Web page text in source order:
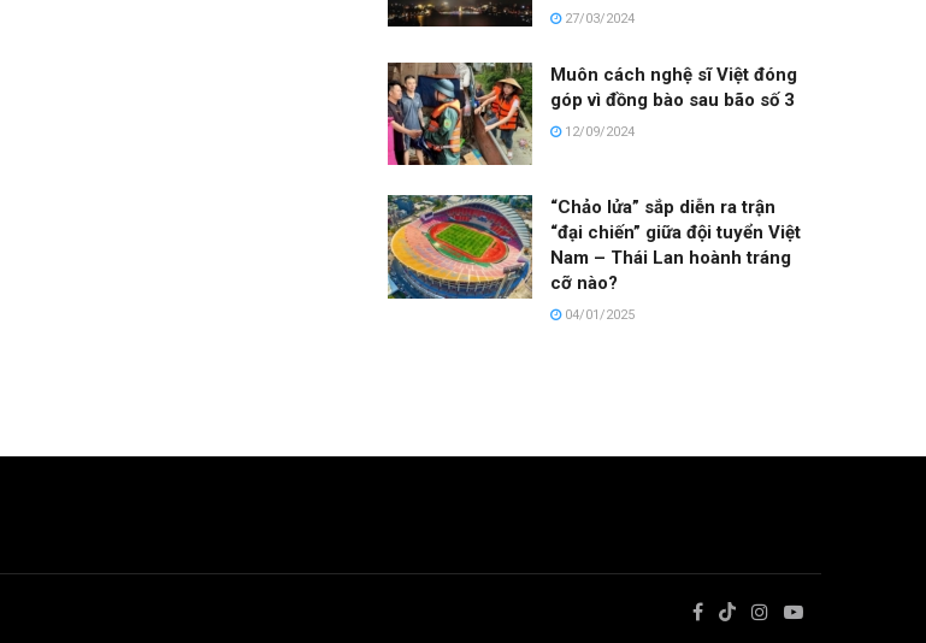
27/03/2024
Muôn cách nghệ sĩ Việt đóng
góp vì đồng bào sau bão số 3
12/09/2024
“Chảo lửa” sắp diễn ra trận
“đại chiến” giữa đội tuyển Việt
Nam – Thái Lan hoành tráng
cỡ nào?
04/01/2025